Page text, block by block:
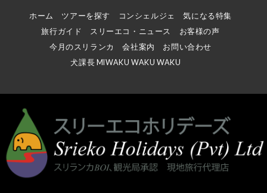
ホーム ツアーを探す コンシェルジェ
気になる特集
旅行ガイド
スリーエコ・ニュース
お客様の声
今月のスリランカ
会社案内
お問い合わせ
犬課長 MIWAKU WAKU WAKU